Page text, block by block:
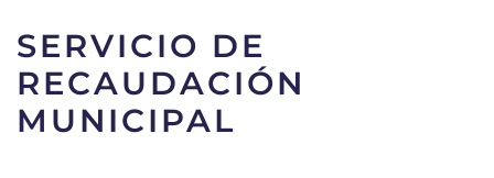
SERVICIO DE
RECAUDACIÓN
MUNICIPAL